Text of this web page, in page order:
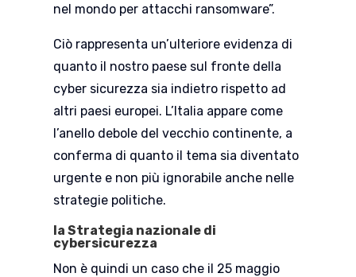
nel mondo per attacchi ransomware”.
Ciò rappresenta un’ulteriore evidenza di
quanto il nostro paese sul fronte della
cyber sicurezza sia indietro rispetto ad
altri paesi europei. L’Italia appare come
l’anello debole del vecchio continente, a
conferma di quanto il tema sia diventato
urgente e non più ignorabile anche nelle
strategie politiche.
la Strategia nazionale di
cybersicurezza
Non è quindi un caso che il 25 maggio